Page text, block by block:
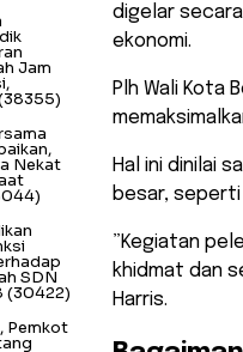
digelar
ekonomi.
​Plh Wali Kota
Hal ini dinilai
besar,
​”Kegiatan
khidmat dan
Harris.
Jam
Nekat
SDN
(30422)
Pemkot